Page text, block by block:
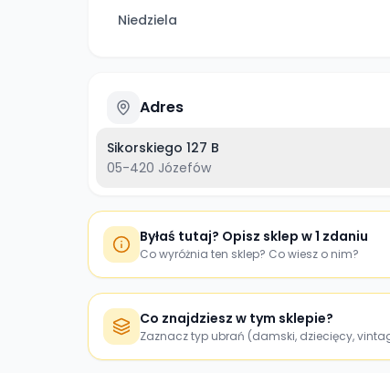
Niedziela
Adres
Sikorskiego 127 B
05-420 Józefów
Byłaś tutaj? Opisz sklep w 1 zdaniu
Co wyróżnia ten sklep? Co wiesz o nim?
Co znajdziesz w tym sklepie?
Zaznacz typ ubrań (damski, dziecięcy,